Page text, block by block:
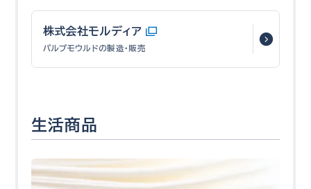
株式会社モルディア
パルプモウルドの製造・販売
生活商品